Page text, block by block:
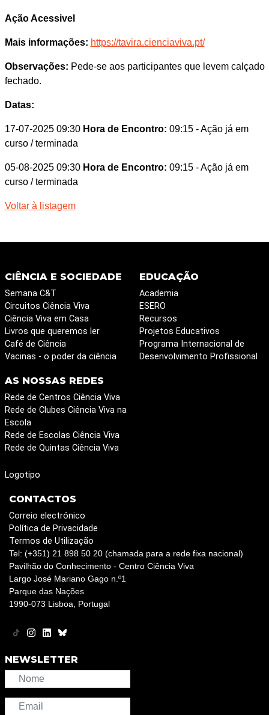
Ação Acessivel
Mais informações: https://tavira.cienciaviva.pt/
Observações: Pede-se aos participantes que levem calçado
fechado.
Datas:
17-07-2025 09:30 Hora de Encontro: 09:15 - Ação já em
curso / terminada
05-08-2025 09:30 Hora de Encontro: 09:15 - Ação já em
curso / terminada
Voltar à listagem
CIÊNCIA E SOCIEDADE
Semana C&T
Circuitos Ciência Viva
Ciência Viva em Casa
Livros que queremos ler
Café de Ciência
Vacinas - o poder da ciência
EDUCAÇÃO
Academia
ESERO
Recursos
Projetos Educativos
Programa Internacional de
Desenvolvimento Profissional
AS NOSSAS REDES
Rede de Centros Ciência Viva
Rede de Clubes Ciência Viva na
Escola
Rede de Escolas Ciência Viva
Rede de Quintas Ciência Viva
Logotipo
CONTACTOS
Correio electrónico
Política de Privacidade
Termos de Utilização
Tel: (+351) 21 898 50 20 (chamada para a rede fixa nacional)
Pavilhão do Conhecimento - Centro Ciência Viva
Largo José Mariano Gago n.º1
Parque das Nações
1990-073 Lisboa, Portugal
NEWSLETTER